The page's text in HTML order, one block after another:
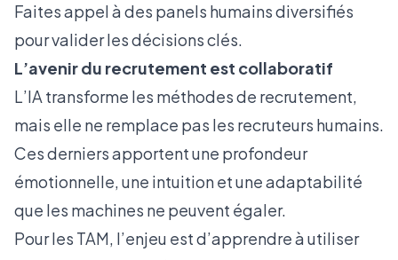
Faites appel à des panels humains diversifiés
pour valider les décisions clés.
L’avenir du recrutement est collaboratif
L’IA transforme les méthodes de recrutement,
mais elle ne remplace pas les recruteurs humains.
Ces derniers apportent une profondeur
émotionnelle, une intuition et une adaptabilité
que les machines ne peuvent égaler.
Pour les TAM, l’enjeu est d’apprendre à utiliser